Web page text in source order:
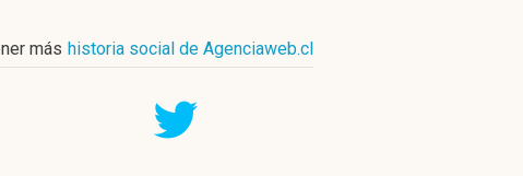
más historia social de Agenciaweb.cl